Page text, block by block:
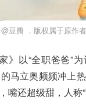
豆瓣 ，版权属于原作者
以“全职爸爸”
马立奥频频冲上
还超级甜，人称